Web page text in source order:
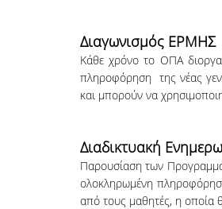
Διαγωνισμός ΕΡΜΗΣ
Κάθε χρόνο το ΟΠΑ
πληροφόρηση της νέας
και μπορούν να
Διαδικτυακή
Παρουσίαση των
ολοκληρωμένη
από τους μαθητές, η οποία